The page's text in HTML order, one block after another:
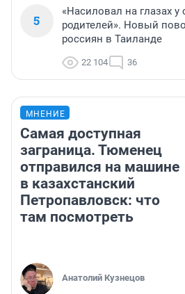
5
«Насиловал на глазах у
родителей». Новый
россиян в Таиланде
22 104 36
МНЕНИЕ
Самая доступная
заграница. Тюменец
отправился на машине
в казахстанский
Петропавловск: что
там посмотреть
Анатолий Кузнецов